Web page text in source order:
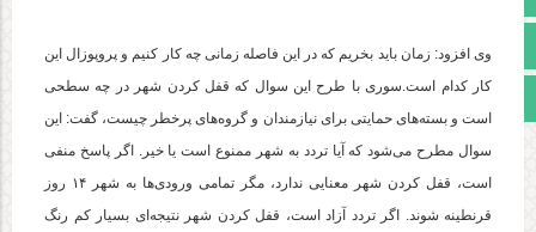
اینستاگرام
مجوز سایت
وی افزود: زمان باید بخریم که در این فاصله زمانی چه کار کنیم و پروپوزال این
کار کدام است.سوری با طرح این سوال که قفل کردن شهر در چه سطحی
است و بسته‌های حمایتی برای نیازمندان و گروه‌های پرخطر چیست، گفت: این
سوال مطرح می‌شود که آیا تردد به شهر ممنوع است یا خیر. اگر پاسخ منفی
است، قفل کردن شهر معنایی ندارد، مگر تمامی ورودی‌ها به شهر ۱۴ روز
قرنطینه شوند. اگر تردد آزاد است، قفل کردن شهر نتیجه‌ای بسیار کم رنگ